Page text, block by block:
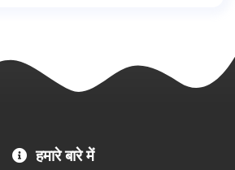
हमारे बारे में